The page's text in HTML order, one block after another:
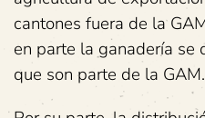
cantones fuera de la
en parte la ganadería se
que son parte de la GAM.